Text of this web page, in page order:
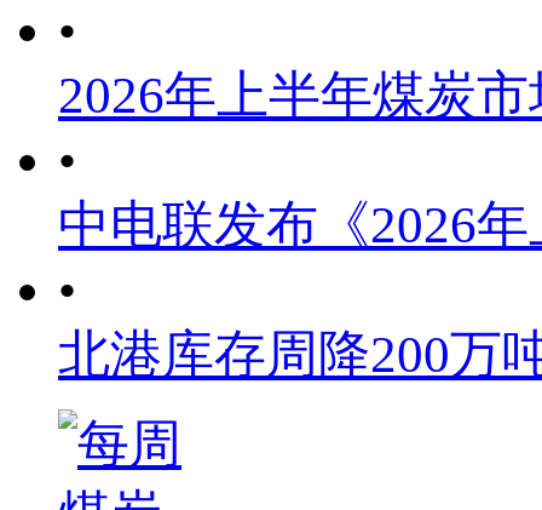
•
2026年上半年煤炭
•
中电联发布《2026
•
北港库存周降200万